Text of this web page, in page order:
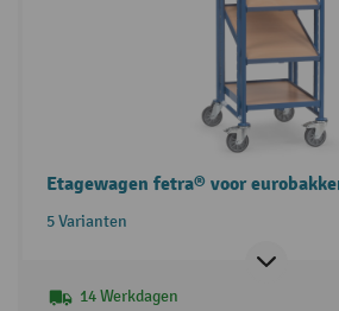
Etagewagen fetra® voor
5 Varianten
14 Werkdagen